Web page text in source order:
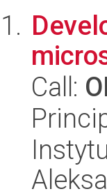
Call: